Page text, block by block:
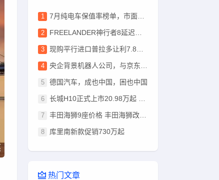
7月纯电车保值率榜单，市面热销车型居多，小米YU7排首位
FREELANDER神行者8延迟到8月14日开启预售
现购平行进口普拉多让利7.8万 最低42万
央企背景机器人公司，与京东达成战略合作
德国汽车，成也中国，困也中国
长城H10正式上市20.98万起 方盒子五座六座任选
丰田海狮9座价格 丰田海狮改装方案 售全国
库里南新款促销730万起
热门文章